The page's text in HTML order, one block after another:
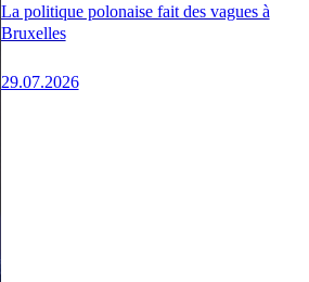
La politique polonaise fait des vagues à
Bruxelles
29.07.2026